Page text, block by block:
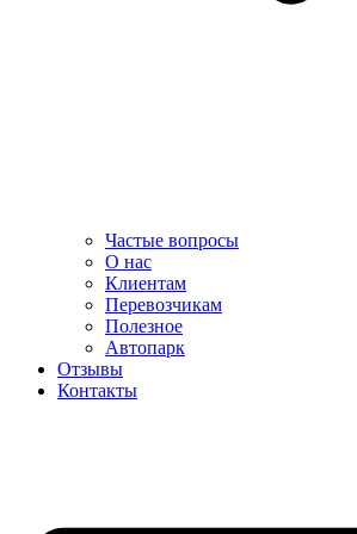
Частые вопросы
О нас
Клиентам
Перевозчикам
Полезное
Автопарк
Отзывы
Контакты